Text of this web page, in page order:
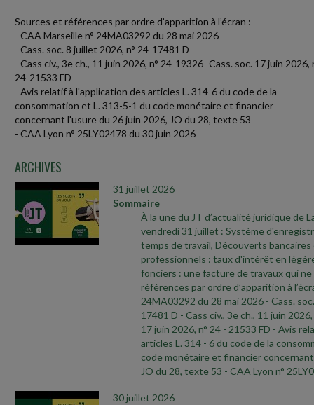
Sources et références par ordre d’apparition à l’écran :
- CAA Marseille n° 24MA03292 du 28 mai 2026
- Cass. soc. 8 juillet 2026, n° 24-17481 D
- Cass civ., 3e ch., 11 juin 2026, n° 24-19326- Cass. soc. 17 juin 2026,
24-21533 FD
- Avis relatif à l'application des articles L. 314-6 du code de la
consommation et L. 313-5-1 du code monétaire et financier
concernant l'usure du 26 juin 2026, JO du 28, texte 53
- CAA Lyon n° 25LY02478 du 30 juin 2026
ARCHIVES
31 juillet 2026
Sommaire
À la une du JT d’actualité juridique de
vendredi 31 juillet : Système
temps de travail, Découverts
professionnels : taux d'intérêt en
fonciers : une facture de travaux qui
références par ordre d’apparition à
24MA03292 du 28 mai 2026 - Cass.
17481 D - Cass civ., 3e ch., 11 juin 2026,
17 juin 2026, n° 24 - 21533 FD - Avis
articles L. 314 - 6 du code de la
code monétaire et financier
JO du 28, texte 53 - CAA Lyon n°
30 juillet 2026